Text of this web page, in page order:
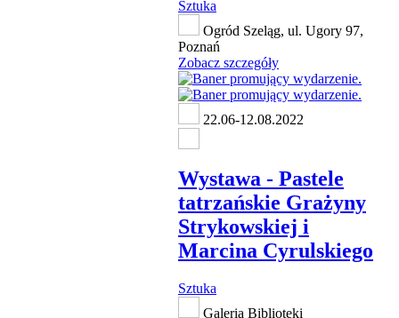
Sztuka
Ogród Szeląg, ul. Ugory 97,
Poznań
Zobacz szczegóły
22.06-12.08.2022
Wystawa - Pastele
tatrzańskie Grażyny
Strykowskiej i
Marcina Cyrulskiego
Sztuka
Galeria Biblioteki